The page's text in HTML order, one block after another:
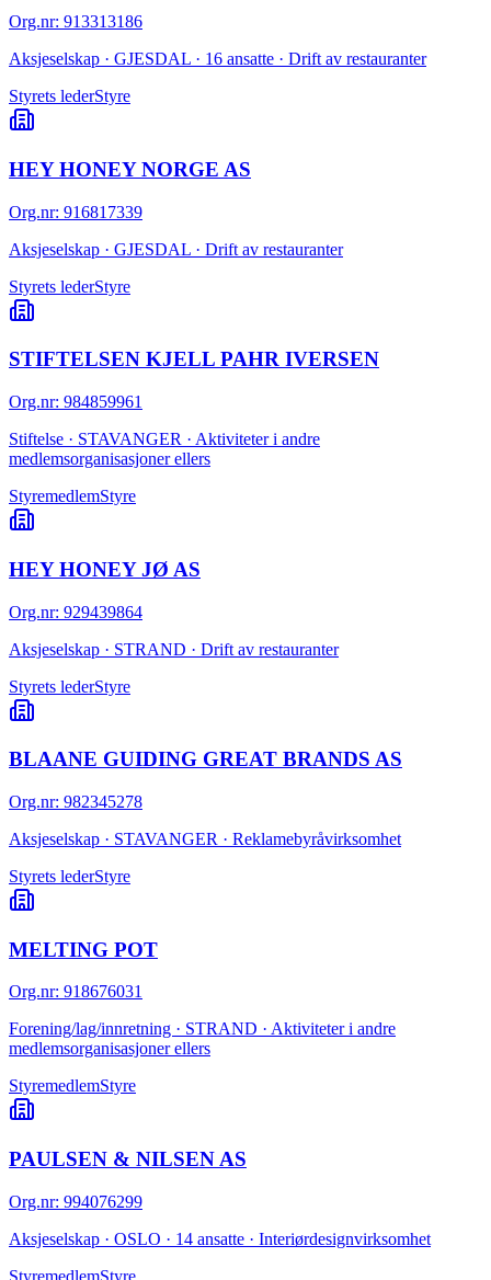
Org.nr: 913313186
Aksjeselskap · GJESDAL · 16 ansatte · Drift av restauranter
Styrets lederStyre
HEY HONEY NORGE AS
Org.nr: 916817339
Aksjeselskap · GJESDAL · Drift av restauranter
Styrets lederStyre
STIFTELSEN KJELL PAHR IVERSEN
Org.nr: 984859961
Stiftelse · STAVANGER · Aktiviteter i andre
medlemsorganisasjoner ellers
StyremedlemStyre
HEY HONEY JØ AS
Org.nr: 929439864
Aksjeselskap · STRAND · Drift av restauranter
Styrets lederStyre
BLAANE GUIDING GREAT BRANDS AS
Org.nr: 982345278
Aksjeselskap · STAVANGER · Reklamebyråvirksomhet
Styrets lederStyre
MELTING POT
Org.nr: 918676031
Forening/lag/innretning · STRAND · Aktiviteter i andre
medlemsorganisasjoner ellers
StyremedlemStyre
PAULSEN & NILSEN AS
Org.nr: 994076299
Aksjeselskap · OSLO · 14 ansatte · Interiørdesignvirksomhet
StyremedlemStyre